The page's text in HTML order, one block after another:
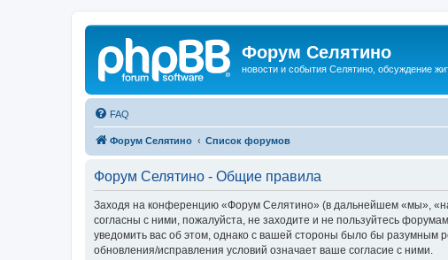
Форум Селятино
новости и события Селятино, обсуждение
FAQ
Форум Селятино Список форумов
Форум Селятино - Общие правила
Заходя на конференцию «Форум Селятино» (в дальнейшем «мы»,
согласны с ними, пожалуйста, не заходите и не пользуйтесь
уведомить вас об этом, однако с вашей стороны было бы разумным
обновления/исправления условий означает ваше согласие с ними.